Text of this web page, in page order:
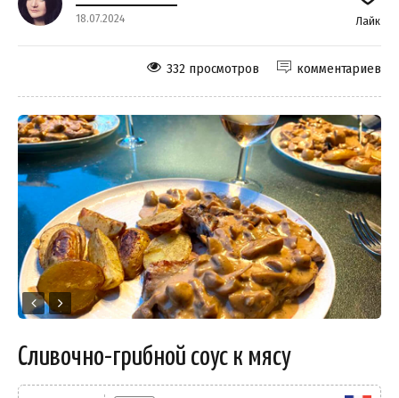
18.07.2024 Лайк
комментариев
332 просмотров
Сливочно-грибной соус к мясу